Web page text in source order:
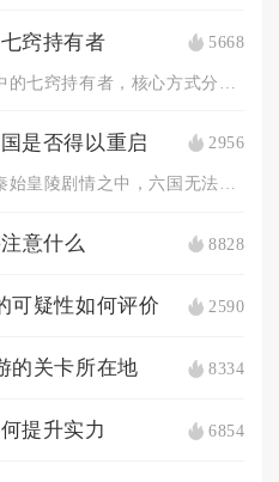
窍持有者 5668
是否得以重启 2956
结论十分明确，长生劫秦始皇陵剧情之中，六国无法重启。整套地宫...
意什么 8828
可疑性如何评价 2590
的关卡所在地 8334
提升实力 6854